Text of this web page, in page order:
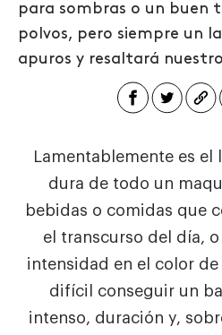
para sombras o un buen
polvos, pero siempre un
apuros y resaltará
Lamentablemente es el
dura de todo un
bebidas o comidas que
el transcurso del día,
intensidad en el color de
difícil conseguir un
intenso, duración y,